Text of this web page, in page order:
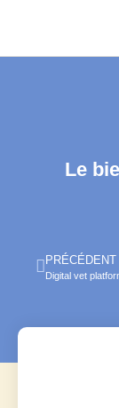
Le
PRÉCÉDENT